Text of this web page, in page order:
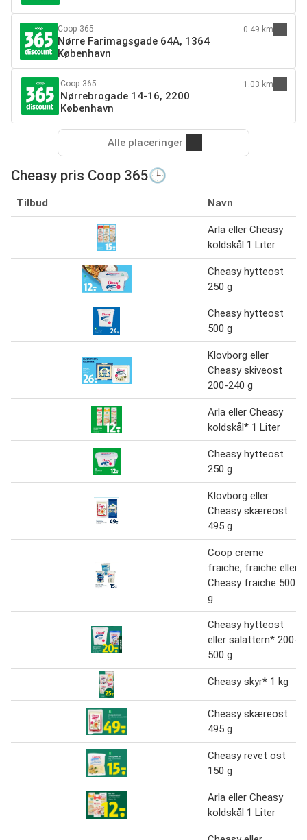
Coop 365
Nørre Farimagsgade 64A, 1364
København
0.49 km
Coop 365
Nørrebrogade 14-16, 2200
København
1.03 km
Alle placeringer
Cheasy pris Coop 365🕒
Tilbud Navn
Arla eller Cheasy
koldskål 1 Liter
Cheasy hytteost
250 g
Cheasy hytteost
500 g
Klovborg eller
Cheasy skiveost
200-240 g
Arla eller Cheasy
koldskål* 1 Liter
Cheasy hytteost
250 g
Klovborg eller
Cheasy skæreost
495 g
Coop creme
fraiche, fraiche eller
Cheasy fraiche 500
g
Cheasy hytteost
eller salattern* 200-
500 g
Cheasy skyr* 1 kg
Cheasy skæreost
495 g
Cheasy revet ost
150 g
Arla eller Cheasy
koldskål 1 Liter